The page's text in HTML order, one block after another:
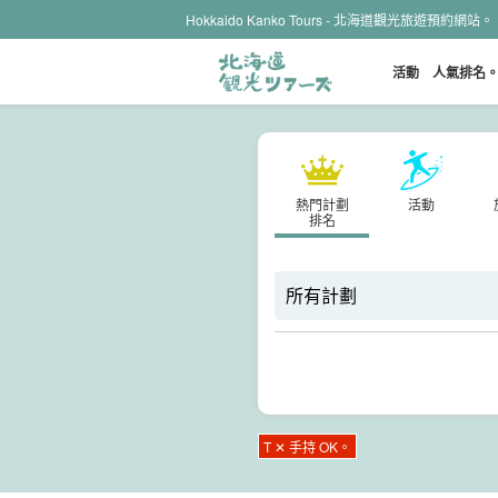
Hokkaido Kanko Tours - 北海道觀光旅遊預約網站。
活動 人氣排名。
熱門計劃
排名
活動
T ✕ 手持 OK。